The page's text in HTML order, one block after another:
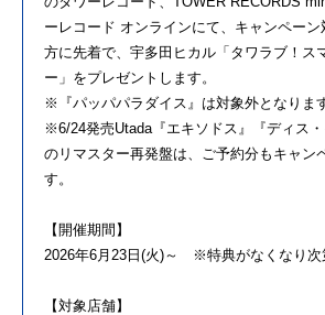
ーレコード オンラインにて、キャンペー
方に先着で、宇多田ヒカル「タワラブ！ス
ー」をプレゼントします。
※『パッパパラダイス』は対象外となりま
※6/24発売Utada『エキソドス』『ディス・
のリマスター再発盤は、ご予約分もキャン
す。
【開催期間】
2026年6月23日(火)～ ※特典がなくなり次
【対象店舗】